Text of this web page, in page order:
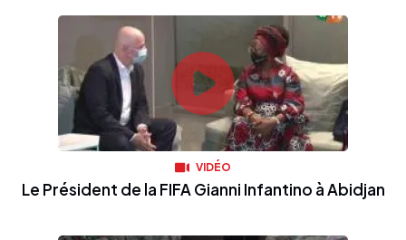
VIDÉO
Le Président de la FIFA Gianni Infantino à Abidjan